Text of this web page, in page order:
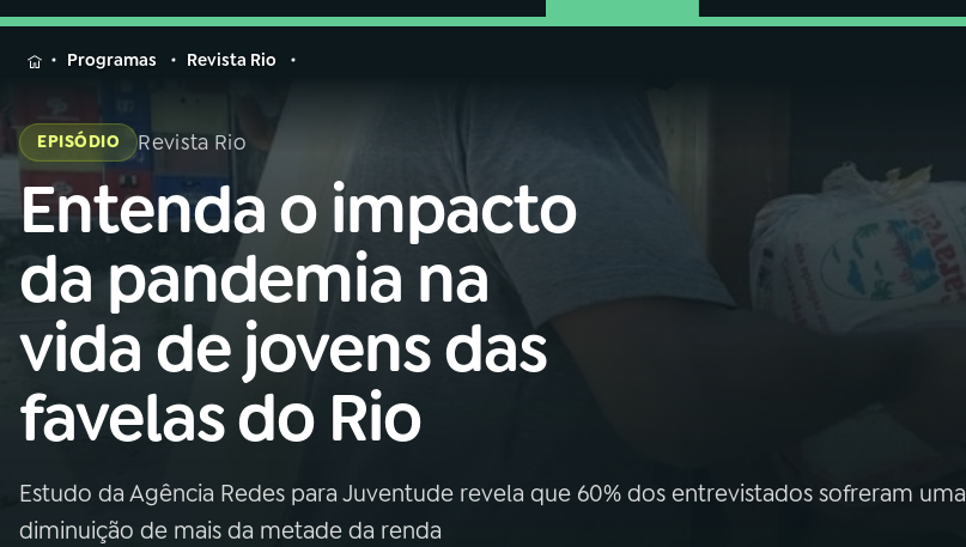
MENU
Buscar
na
Rádio
Nacional
AO VIVO
01INÍCIO
02 A RÁDIO
03 PROGRAMAÇÃO
na
Rádio
Nacional
Programas Revista Rio
EPISÓDIO Revista Rio
Entenda o impacto
da pandemia na
vida de jovens das
favelas do Rio
Estudo da Agência Redes para Juventude revela que 60% dos entrevistados sofreram uma
diminuição de mais da metade da renda